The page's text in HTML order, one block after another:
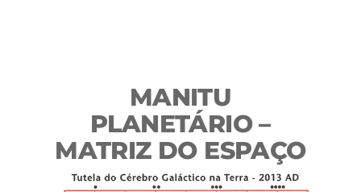
MANITU
PLANETÁRIO –
MATRIZ DO ESPAÇO